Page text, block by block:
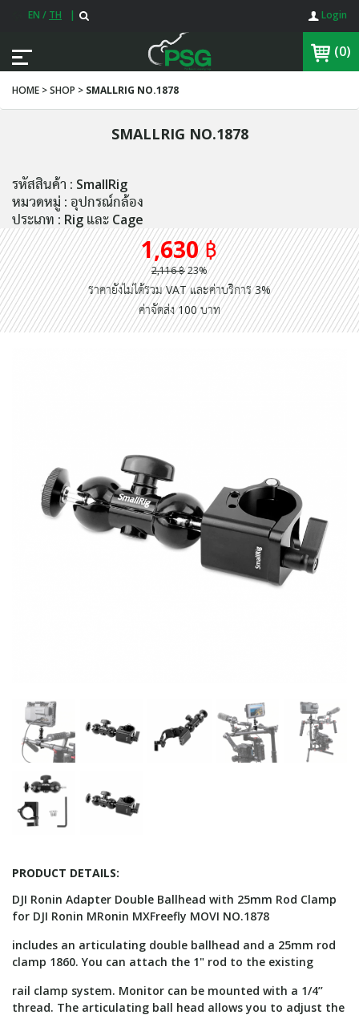
EN / TH | Login
(0)
HOME > SHOP > SMALLRIG NO.1878
SMALLRIG NO.1878
รหัสสินค้า : SmallRig
หมวดหมู่ : อุปกรณ์กล้อง
ประเภท : Rig และ Cage
1,630 ฿
2,116 ฿23%
ราคายังไม่ได้รวม VAT และค่าบริการ 3%
ค่าจัดส่ง 100 บาท
PRODUCT DETAILS:
DJI Ronin Adapter Double Ballhead with 25mm Rod Clamp
for DJI Ronin MRonin MXFreefly MOVI NO.1878
includes an articulating double ballhead and a 25mm rod
clamp 1860. You can attach the 1" rod to the existing
rail clamp system. Monitor can be mounted with a 1/4’’
thread. The articulating ball head allows you to adjust the